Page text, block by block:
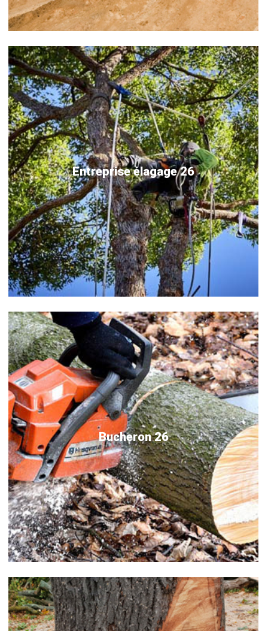
Entreprise élagage 26
Bucheron 26